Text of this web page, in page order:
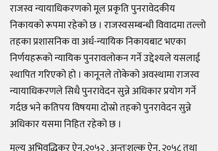
राजस्व न्यायाधिकरणको मूल प्रकृति पुनरावेदकीय
निकायको रूपमा रहेको छ । राजस्वसम्बन्धी विवादमा तल्लो
तहका प्रशासनिक वा अर्ध-न्यायिक निकायबाट भएका
निर्णयहरूको न्यायिक पुनरावलोकन गर्ने उद्देश्यले यसलाई
स्थापित गरिएको हो । कानूनले तोकेको अवस्थामा राजस्व
न्यायाधिकरणले सिधै पुनरावेदन सुन्ने अधिकार प्रयोग गर्ने
गर्दछ भने कतिपय विषयमा दोस्रो तहको पुनरावेदन सुन्ने
अधिकार यसमा निहित रहेको छ ।